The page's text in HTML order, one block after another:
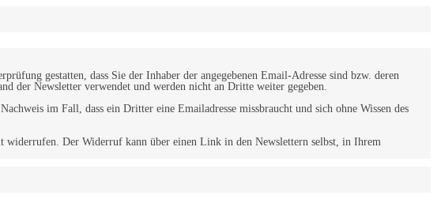
gestatten, dass Sie der Inhaber der angegebenen Email-Adresse sind bzw. deren
der Newsletter verwendet und werden nicht an Dritte weiter gegeben.
im Fall, dass ein Dritter eine Emailadresse missbraucht und sich ohne Wissen des
widerrufen. Der Widerruf kann über einen Link in den Newslettern selbst, in Ihrem